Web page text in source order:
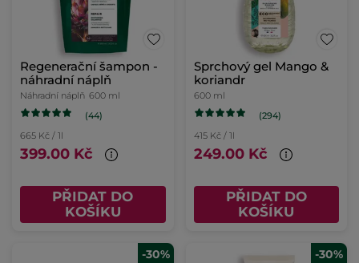
Regenerační šampon -
náhradní náplň
Náhradní náplň 600 ml
(44)
665 Kč / 1l
399.00 Kč
PŘIDAT DO
KOŠÍKU
Sprchový gel Mango &
koriandr
600 ml
(294)
415 Kč / 1l
249.00 Kč
PŘIDAT DO
KOŠÍKU
-30% -30%